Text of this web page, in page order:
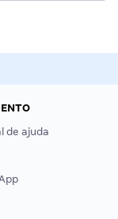
de ajuda